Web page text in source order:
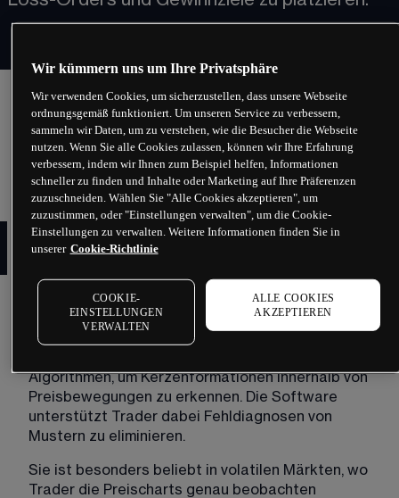
12. Mai 2025, 11:24
04. Juni 2026, 13:29
Was ist Software zur
Chartmustererkennung?
Eine Software zur Erkennung von Chartmustern
ist darauf ausgelegt, bedeutende Handelsmuster
zu identifizieren, die in Finanzmärkten auftreten.
Algorithmen, um Kerzenformationen innerhalb von
Preisbewegungen zu erkennen. Die Software
unterstützt Trader dabei Fehldiagnosen von
Mustern zu eliminieren.
Sie ist besonders beliebt in volatilen Märkten, wo
Trader die Preischarts genau beobachten
Wir kümmern uns um Ihre Privatsphäre
Wir verwenden Cookies, um sicherzustellen, dass unsere Webseite
ordnungsgemäß funktioniert. Um unseren Service zu verbessern,
sammeln wir Daten, um zu verstehen, wie die Besucher die Webseite
nutzen. Wenn Sie alle Cookies zulassen, können wir Ihre Erfahrung
verbessern, indem wir Ihnen zum Beispiel helfen, Informationen
schneller zu finden und Inhalte oder Marketing auf Ihre Präferenzen
zuzuschneiden. Wählen Sie "Alle Cookies akzeptieren", um
zuzustimmen, oder "Einstellungen verwalten", um die Cookie-
Einstellungen zu verwalten. Weitere Informationen finden Sie in
unserer Cookie-Richtlinie
COOKIE-
EINSTELLUNGEN
VERWALTEN
ALLE COOKIES
AKZEPTIEREN